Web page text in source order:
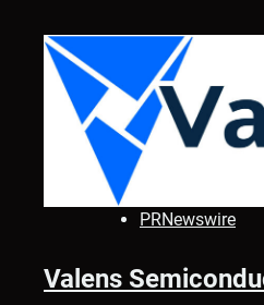
PRNewswire
Valens